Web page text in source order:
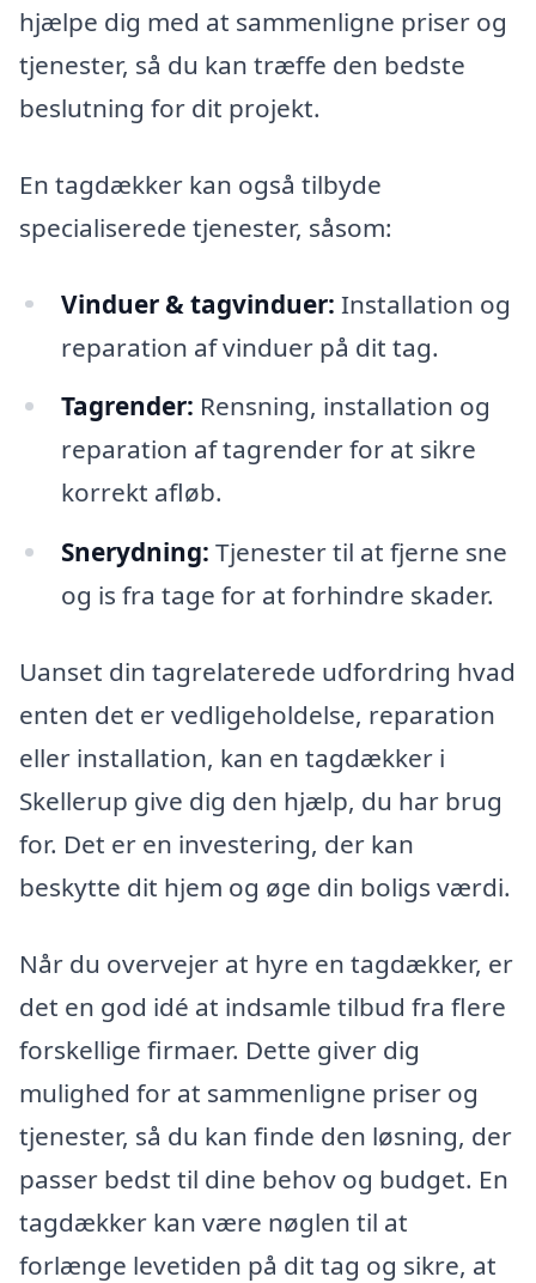
hjælpe dig med at sammenligne priser og
tjenester, så du kan træffe den bedste
beslutning for dit projekt.
En tagdækker kan også tilbyde
specialiserede tjenester, såsom:
Vinduer & tagvinduer: Installation og
reparation af vinduer på dit tag.
Tagrender: Rensning, installation og
reparation af tagrender for at sikre
korrekt afløb.
Snerydning: Tjenester til at fjerne sne
og is fra tage for at forhindre skader.
Uanset din tagrelaterede udfordring hvad
enten det er vedligeholdelse, reparation
eller installation, kan en tagdækker i
Skellerup give dig den hjælp, du har brug
for. Det er en investering, der kan
beskytte dit hjem og øge din boligs værdi.
Når du overvejer at hyre en tagdækker, er
det en god idé at indsamle tilbud fra flere
forskellige firmaer. Dette giver dig
mulighed for at sammenligne priser og
tjenester, så du kan finde den løsning, der
passer bedst til dine behov og budget. En
tagdækker kan være nøglen til at
forlænge levetiden på dit tag og sikre, at